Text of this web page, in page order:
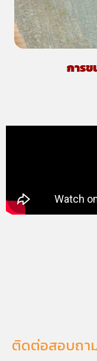
การข
ติดต่อสอบถา